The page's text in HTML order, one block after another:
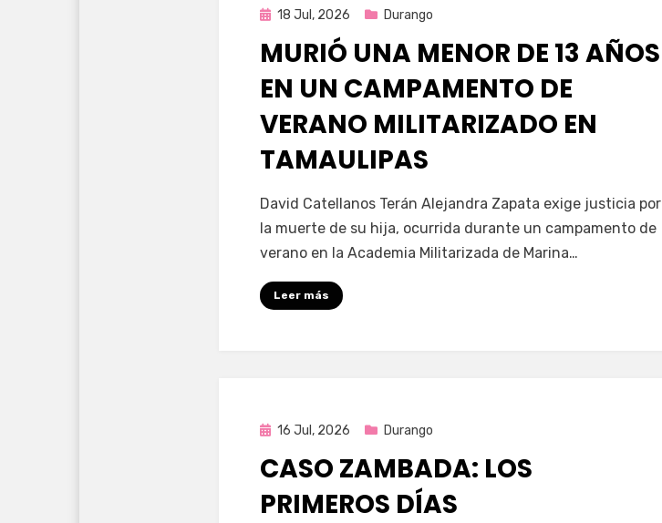
Publicada
18 Jul, 2026 Durango
MURIÓ UNA MENOR DE 13 AÑOS
EN UN CAMPAMENTO DE
VERANO MILITARIZADO EN
TAMAULIPAS
por Fernando Miranda Servín
David Catellanos Terán Alejandra Zapata exige justicia por
la muerte de su hija, ocurrida durante un campamento de
verano en la Academia Militarizada de Marina…
Leer más
Publicada
16 Jul, 2026 Durango
CASO ZAMBADA: LOS
PRIMEROS DÍAS